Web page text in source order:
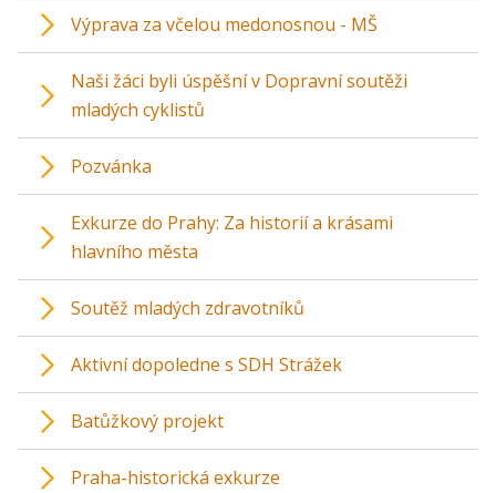
Výprava za včelou medonosnou - MŠ
Naši žáci byli úspěšní v Dopravní soutěži
mladých cyklistů
Pozvánka
Exkurze do Prahy: Za historií a krásami
hlavního města
Soutěž mladých zdravotníků
Aktivní dopoledne s SDH Strážek
Batůžkový projekt
Praha-historická exkurze